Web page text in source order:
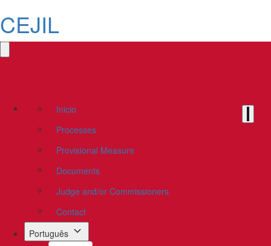
CEJIL
Inicio
Processes
Provisional Measure
Documents
Judge and/or Commissioners
Contact
Português